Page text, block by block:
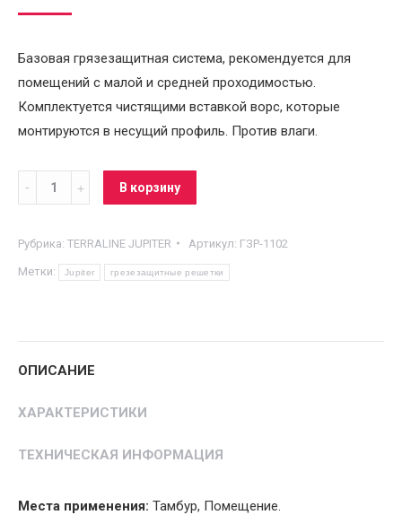
Базовая грязезащитная система, рекомендуется для
помещений с малой и средней проходимостью.
Комплектуется чистящими вставкой ворс, которые
монтируются в несущий профиль. Против влаги.
Грязезащитная
решетка
Ворс
1,2*21
В корзину
Рубрика: TERRALINE JUPITER Артикул: ГЗР-1102
Метки: Jupiter грезезащитные решетки
ОПИСАНИЕ
ХАРАКТЕРИСТИКИ
ТЕХНИЧЕСКАЯ ИНФОРМАЦИЯ
Места применения: Тамбур, Помещение.